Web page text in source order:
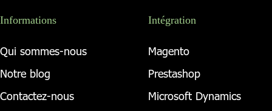
Informations
Qui sommes-nous
Notre blog
Contactez-nous
Intégration
Magento
Prestashop
Microsoft Dynamics